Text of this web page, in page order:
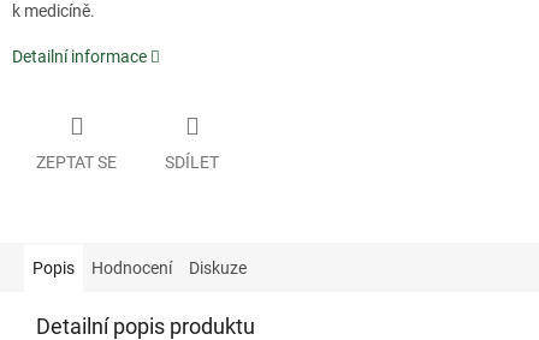
k medicíně.
Detailní informace
ZEPTAT SE SDÍLET
Popis Hodnocení Diskuze
Detailní popis produktu